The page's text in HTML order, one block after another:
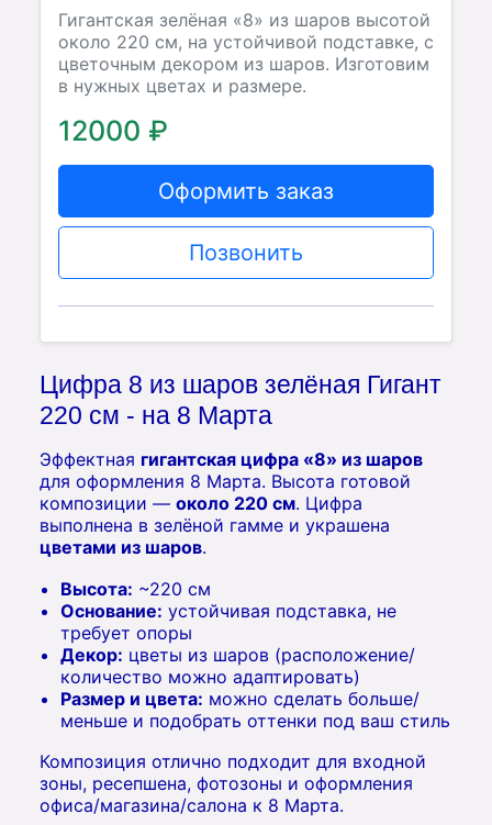
Гигантская зелёная «8» из шаров высотой
около 220 см, на устойчивой подставке, с
цветочным декором из шаров. Изготовим
в нужных цветах и размере.
12000 ₽
Оформить заказ
Позвонить
Цифра 8 из шаров зелёная Гигант
220 см - на 8 Марта
Эффектная гигантская цифра «8» из шаров
для оформления 8 Марта. Высота готовой
композиции — около 220 см. Цифра
выполнена в зелёной гамме и украшена
цветами из шаров.
Высота: ~220 см
Основание: устойчивая подставка, не
требует опоры
Декор: цветы из шаров (расположение/
количество можно адаптировать)
Размер и цвета: можно сделать больше/
меньше и подобрать оттенки под ваш стиль
Композиция отлично подходит для входной
зоны, ресепшена, фотозоны и оформления
офиса/магазина/салона к 8 Марта.